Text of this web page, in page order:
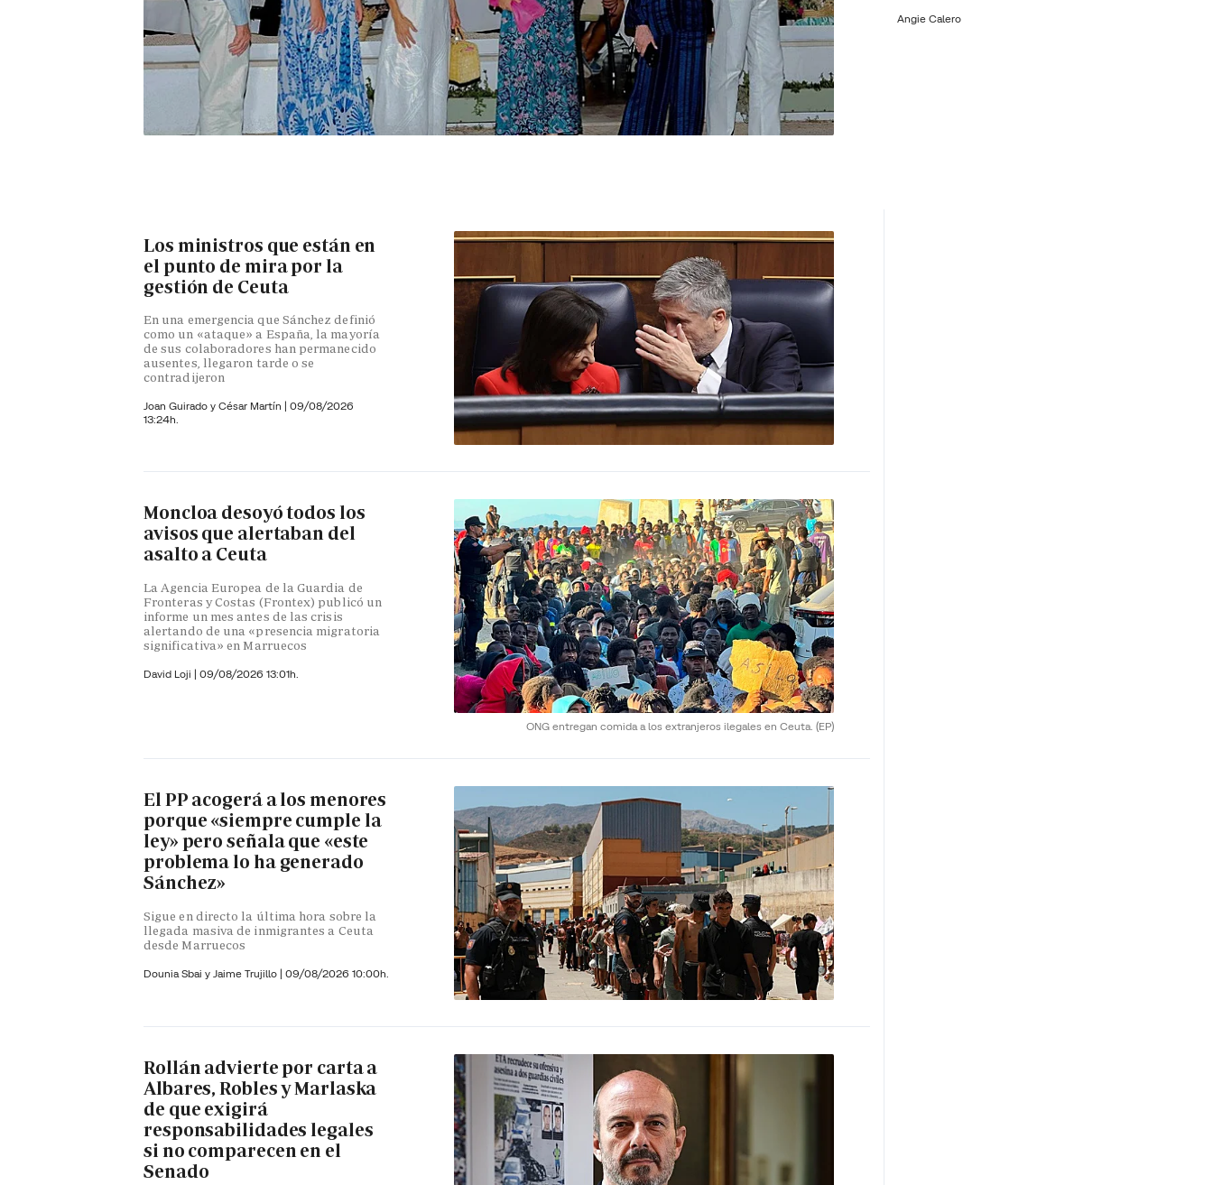
Angie Calero
Los ministros que están en
el punto de mira por la
gestión de Ceuta
En una emergencia que Sánchez definió
como un «ataque» a España, la mayoría
de sus colaboradores han permanecido
ausentes, llegaron tarde o se
contradijeron
Joan Guirado y César Martín | 09/08/2026
13:24h.
ONG entregan comida a los extranjeros ilegales en Ceuta. (EP)
Moncloa desoyó todos los
avisos que alertaban del
asalto a Ceuta
La Agencia Europea de la Guardia de
Fronteras y Costas (Frontex) publicó un
informe un mes antes de las crisis
alertando de una «presencia migratoria
significativa» en Marruecos
David Loji | 09/08/2026 13:01h.
El PP acogerá a los menores
porque «siempre cumple la
ley» pero señala que «este
problema lo ha generado
Sánchez»
Sigue en directo la última hora sobre la
llegada masiva de inmigrantes a Ceuta
desde Marruecos
Dounia Sbai y Jaime Trujillo | 09/08/2026 10:00h.
Rollán advierte por carta a
Albares, Robles y Marlaska
de que exigirá
responsabilidades legales
si no comparecen en el
Senado